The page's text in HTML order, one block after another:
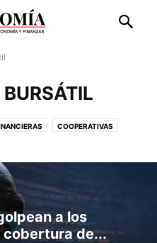
COOPERATIVAS
a los
de...